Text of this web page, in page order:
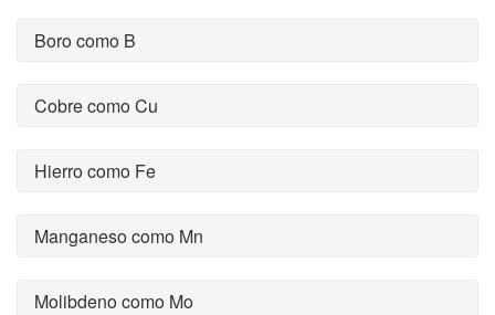
Boro como B
Cobre como Cu
Hierro como Fe
Manganeso como Mn
Molibdeno como Mo